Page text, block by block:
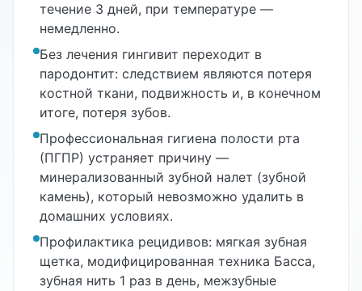
течение 3 дней, при температуре —
немедленно.
Без лечения гингивит переходит в
пародонтит: следствием являются потеря
костной ткани, подвижность и, в конечном
итоге, потеря зубов.
Профессиональная гигиена полости рта
(ПГПР) устраняет причину —
минерализованный зубной налет (зубной
камень), который невозможно удалить в
домашних условиях.
Профилактика рецидивов: мягкая зубная
щетка, модифицированная техника Басса,
зубная нить 1 раз в день, межзубные